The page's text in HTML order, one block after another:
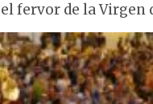
fervor de la Virgen